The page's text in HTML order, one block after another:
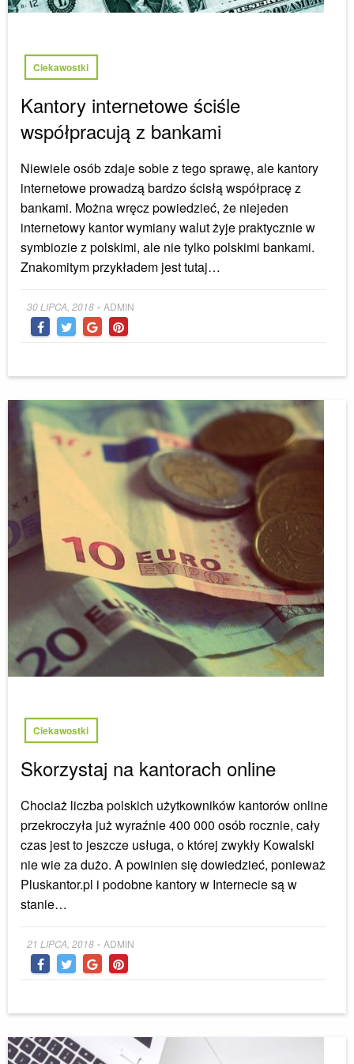
Ciekawostki
Kantory internetowe ściśle
współpracują z bankami
Niewiele osób zdaje sobie z tego sprawę, ale kantory
internetowe prowadzą bardzo ścisłą współpracę z
bankami. Można wręcz powiedzieć, że niejeden
internetowy kantor wymiany walut żyje praktycznie w
symbiozie z polskimi, ale nie tylko polskimi bankami.
Znakomitym przykładem jest tutaj…
Posted
on
30 LIPCA, 2018 • ADMIN
Ciekawostki
Skorzystaj na kantorach online
Chociaż liczba polskich użytkowników kantorów online
przekroczyła już wyraźnie 400 000 osób rocznie, cały
czas jest to jeszcze usługa, o której zwykły Kowalski
nie wie za dużo. A powinien się dowiedzieć, ponieważ
Pluskantor.pl i podobne kantory w Internecie są w
stanie…
Posted
on
21 LIPCA, 2018 • ADMIN